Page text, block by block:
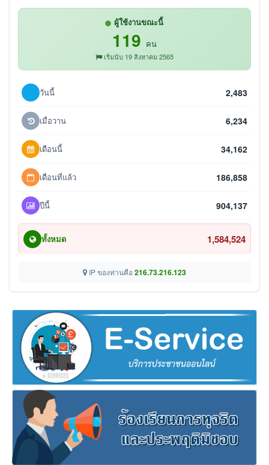
ผู้ใช้งานขณะนี้
119 คน
เริ่มนับ 19 สิงหาคม 2565
วันนี้ 2,483
เมื่อวาน 6,234
เดือนนี้ 34,162
เดือนที่แล้ว 186,858
ปีนี้ 904,137
ทั้งหมด 1,584,524
IP ของท่านคือ 216.73.216.123